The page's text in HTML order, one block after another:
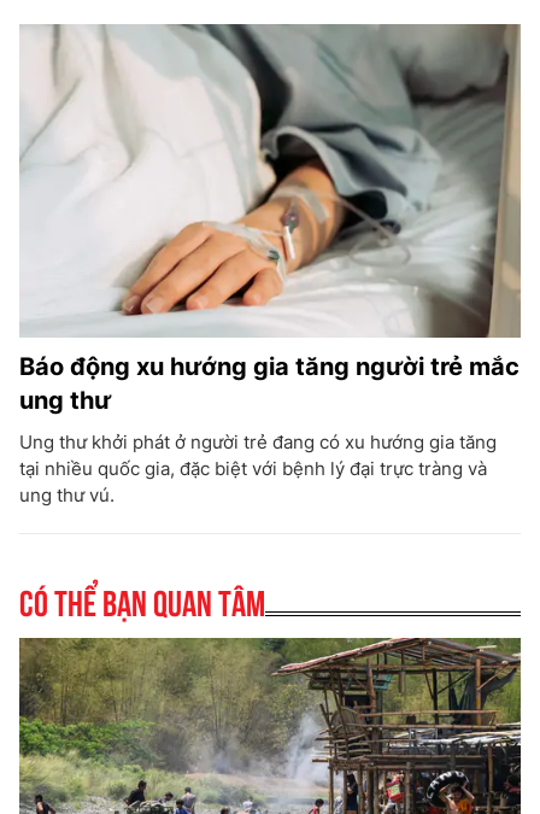
Báo động xu hướng gia tăng người trẻ mắc
ung thư
Ung thư khởi phát ở người trẻ đang có xu hướng gia tăng
tại nhiều quốc gia, đặc biệt với bệnh lý đại trực tràng và
ung thư vú.
Có thể bạn quan tâm